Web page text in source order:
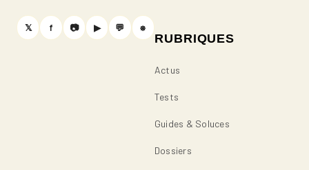
𝕏 f 📷 ▶ 💬 ⎈
RUBRIQUES
Actus
Tests
Guides & Soluces
Dossiers